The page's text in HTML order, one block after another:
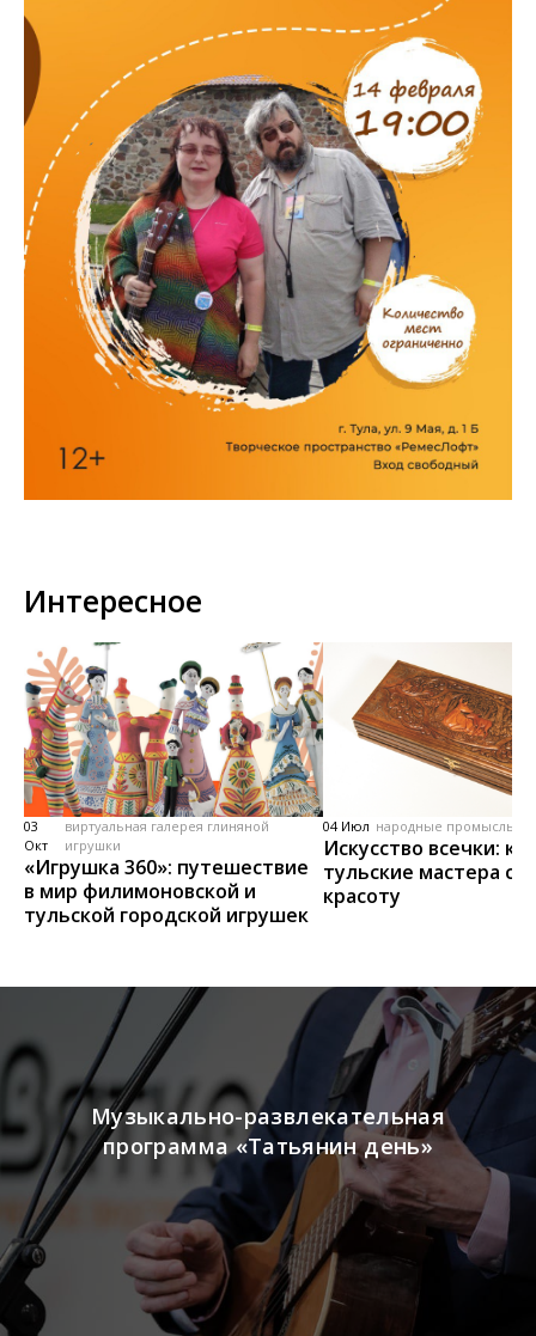
Интересное
03
Окт
виртуальная галерея глиняной
игрушки
«Игрушка 360»: путешествие
в мир филимоновской и
тульской городской игрушек
04 Июл народные промыслы,
Искусство всечки: как
тульские мастера
красоту
Музыкально-развлекательная
программа «Татьянин день»